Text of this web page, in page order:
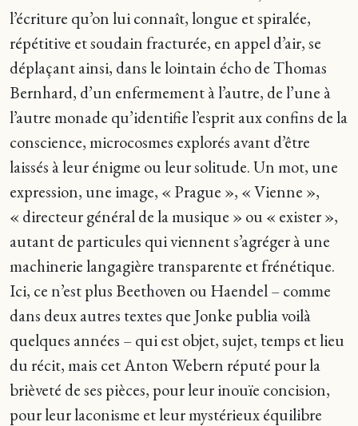
l’écriture qu’on lui connaît, longue et spiralée,
répétitive et soudain fracturée, en appel d’air, se
déplaçant ainsi, dans le lointain écho de Thomas
Bernhard, d’un enfermement à l’autre, de l’une à
l’autre monade qu’identifie l’esprit aux confins de la
conscience, microcosmes explorés avant d’être
laissés à leur énigme ou leur solitude. Un mot, une
expression, une image, « Prague », « Vienne »,
« directeur général de la musique » ou « exister »,
autant de particules qui viennent s’agréger à une
machinerie langagière transparente et frénétique.
Ici, ce n’est plus Beethoven ou Haendel – comme
dans deux autres textes que Jonke publia voilà
quelques années – qui est objet, sujet, temps et lieu
du récit, mais cet Anton Webern réputé pour la
brièveté de ses pièces, pour leur inouïe concision,
pour leur laconisme et leur mystérieux équilibre